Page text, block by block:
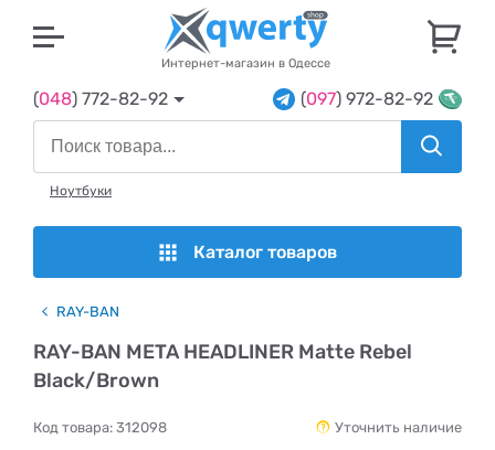
Интернет-магазин в Одессе
(048) 772-82-92 (097) 972-82-92
Ноутбуки
Каталог товаров
RAY-BAN
RAY-BAN META HEADLINER Matte Rebel
Black/Brown
Код товара: 312098 Уточнить наличие